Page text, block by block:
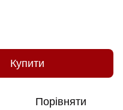
Купити
Порівняти